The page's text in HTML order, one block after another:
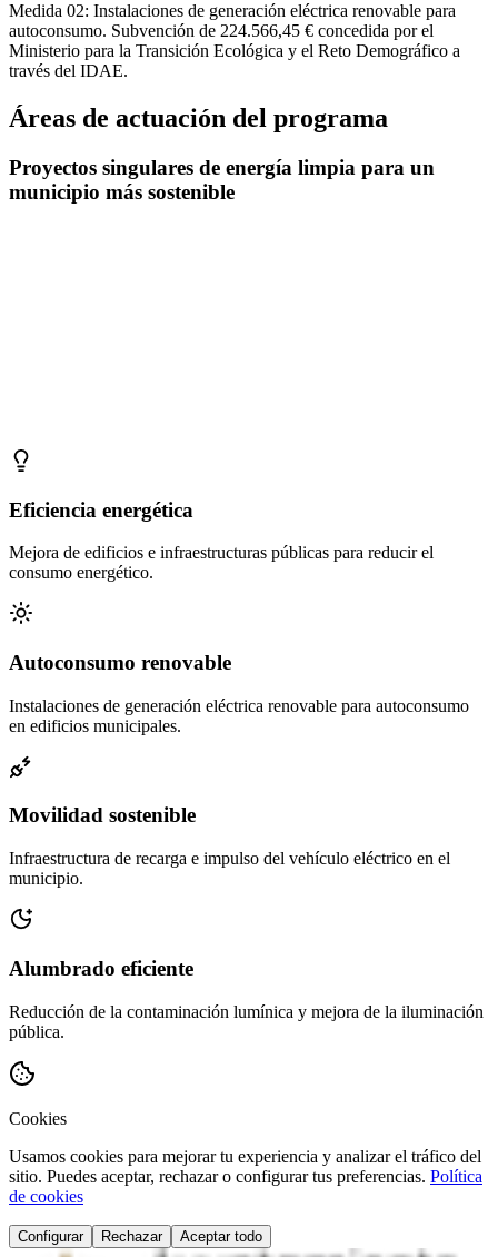
Medida 02: Instalaciones de generación eléctrica renovable para
autoconsumo. Subvención de 224.566,45 € concedida por el
Ministerio para la Transición Ecológica y el Reto Demográfico a
través del IDAE.
Áreas de actuación del programa
Proyectos singulares de energía limpia para un
municipio más sostenible
Eficiencia energética
Mejora de edificios e infraestructuras públicas para reducir el
consumo energético.
Autoconsumo renovable
Instalaciones de generación eléctrica renovable para autoconsumo
en edificios municipales.
Movilidad sostenible
Infraestructura de recarga e impulso del vehículo eléctrico en el
municipio.
Alumbrado eficiente
Reducción de la contaminación lumínica y mejora de la iluminación
pública.
Cookies
Usamos cookies para mejorar tu experiencia y analizar el tráfico del
sitio. Puedes aceptar, rechazar o configurar tus preferencias. Política
de cookies
Configurar Rechazar Aceptar todo